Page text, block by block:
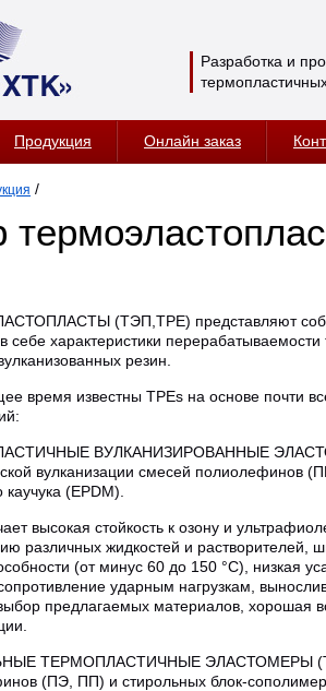
Разработка и
Продукция Онлайн заказ
/
(ТЭП,TPE) представляют
себе характеристики
резин.
время известны TPEs на основе почти
ВУЛКАНИЗИРОВАННЫЕ
вулканизации смесей полиолефинов
каучука (EPDM).
высокая стойкость к озону и
различных жидкостей и растворителей,
(от минус 60 до 150 °С), низкая
ударным нагрузкам,
предлагаемых материалов, хорошая
ТЕРМОПЛАСТИЧНЫЕ ЭЛАСТОМЕРЫ
(ПЭ, ПП) и стирольных блок-